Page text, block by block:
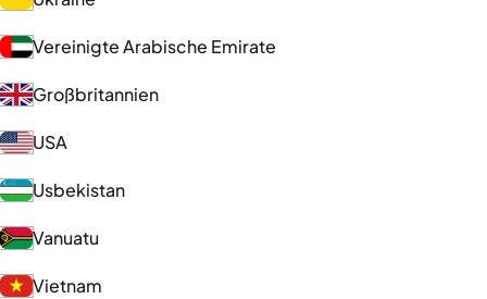
Vereinigte Arabische Emirate
Großbritannien
USA
Usbekistan
Vanuatu
Vietnam